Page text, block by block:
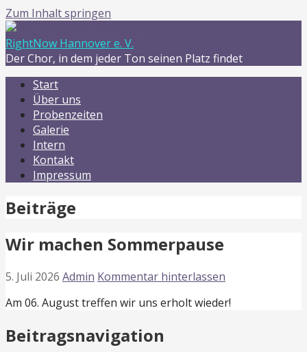
Zum Inhalt springen
RightNow Hannover e. V.
Der Chor, in dem jeder Ton seinen Platz findet
Start
Über uns
Probenzeiten
Galerie
Intern
Kontakt
Impressum
Beiträge
Wir machen Sommerpause
5. Juli 2026 Admin Kommentar hinterlassen
Am 06. August treffen wir uns erholt wieder!
Beitragsnavigation